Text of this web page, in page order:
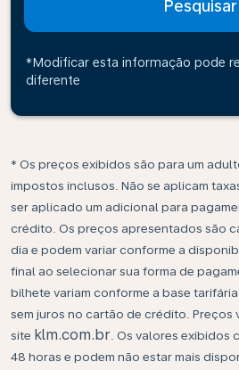
Pesquisar
*Modificar esta informação pode
diferente
* Os preços exibidos são para um
impostos inclusos. Não se aplicam
ser aplicado um adicional para
crédito. Os preços apresentados são
dia e podem variar conforme a
final ao selecionar sua forma de
bilhete variam conforme a base
sem juros no cartão de crédito. Preços
site klm.com.br . Os valores exibidos
48 horas e podem não estar mais